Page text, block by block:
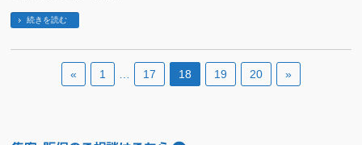
続きを読む
« 1 17 18 19 20 »